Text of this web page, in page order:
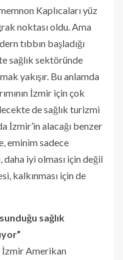
Kaplıcaları yüz
noktası oldu. Ama
tıbbın başladığı
sağlık sektöründe
yakışır. Bu anlamda
İzmir için çok
de sağlık turizmi
İzmir’in alacağı benzer
eminim sadece
daha iyi olması için değil
kalkınması için de
sağlık
İzmir Amerikan